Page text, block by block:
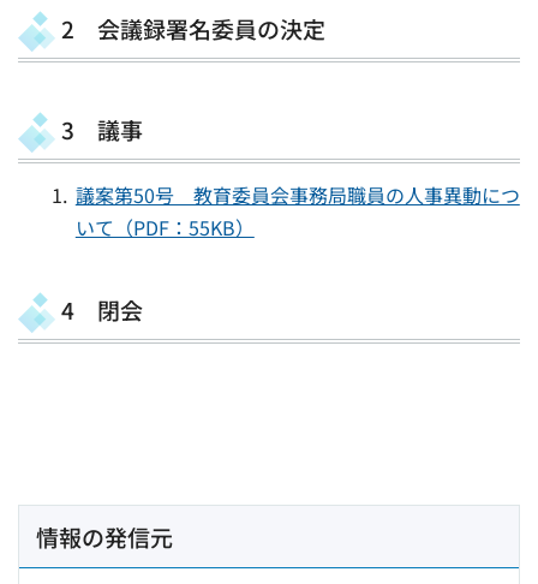
2 会議録署名委員の決定
3 議事
議案第50号 教育委員会事務局職員の人事異動につ
いて（PDF：55KB）
4 閉会
情報の発信元